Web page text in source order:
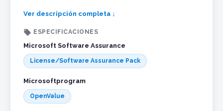
Ver descripción completa ↓
 ESPECIFICACIONES
Microsoft Software Assurance
License/Software Assurance Pack
Microsoftprogram
OpenValue